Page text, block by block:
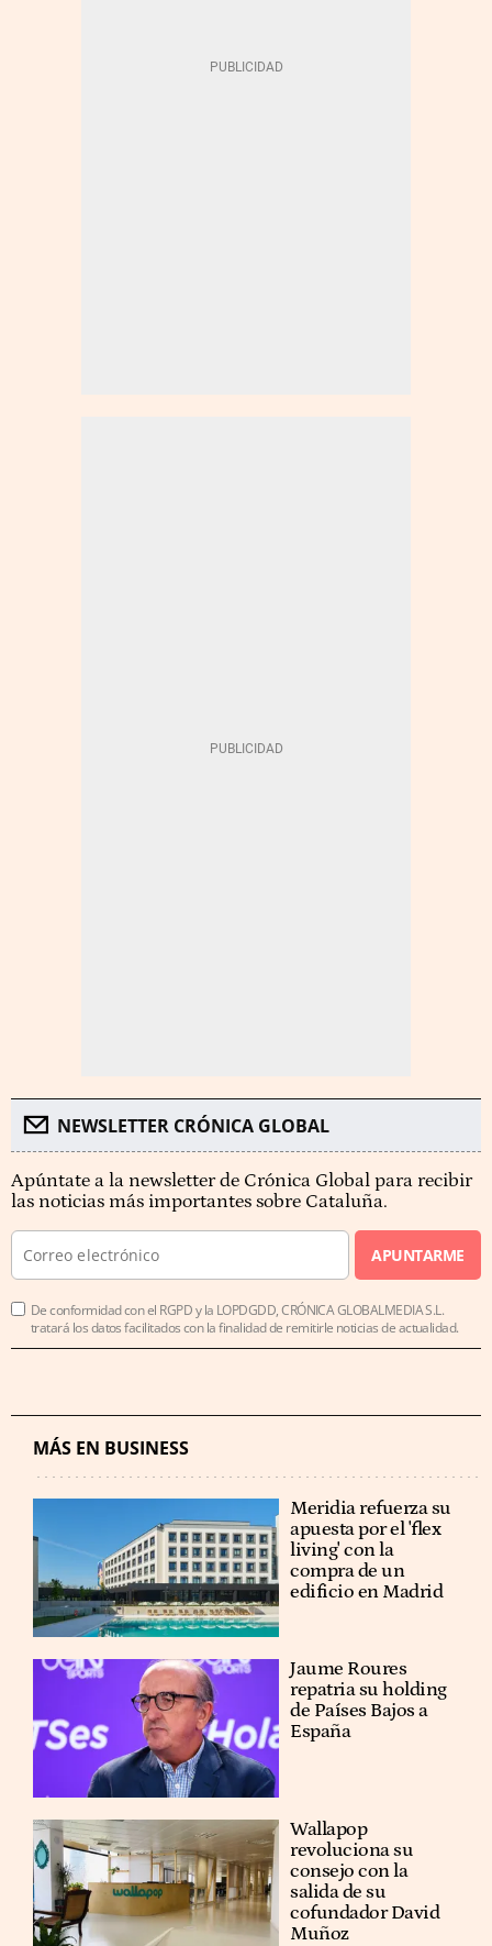
NEWSLETTER CRÓNICA GLOBAL
Apúntate a la newsletter de Crónica Global para recibir
las noticias más importantes sobre Cataluña.
APUNTARME
De conformidad con el RGPD y la LOPDGDD, CRÓNICA GLOBALMEDIA S.L.
tratará los datos facilitados con la finalidad de remitirle noticias de actualidad.
MÁS EN BUSINESS
Meridia refuerza su
apuesta por el 'flex
living' con la
compra de un
edificio en Madrid
Jaume Roures
repatria su holding
de Países Bajos a
España
Wallapop
revoluciona su
consejo con la
salida de su
cofundador David
Muñoz